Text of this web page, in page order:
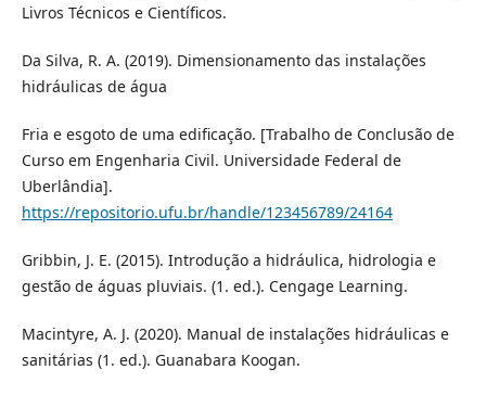
Livros Técnicos e Científicos.
Da Silva, R. A. (2019). Dimensionamento das instalações
hidráulicas de água
Fria e esgoto de uma edificação. [Trabalho de Conclusão de
Curso em Engenharia Civil. Universidade Federal de
Uberlândia].
https://repositorio.ufu.br/handle/123456789/24164
Gribbin, J. E. (2015). Introdução a hidráulica, hidrologia e
gestão de águas pluviais. (1. ed.). Cengage Learning.
Macintyre, A. J. (2020). Manual de instalações hidráulicas e
sanitárias (1. ed.). Guanabara Koogan.